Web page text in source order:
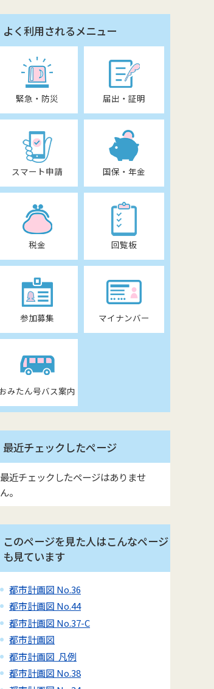
よく利用されるメニュー
緊急・防災 届出・証明
スマート申請 国保・年金
税金 回覧板
参加募集 マイナンバー
おみたん号バス案内
最近チェックしたページ
最近チェックしたページはありませ
ん。
このページを見た人はこんなページ
も見ています
都市計画図 No.36
都市計画図 No.44
都市計画図 No.37-C
都市計画図
都市計画図 凡例
都市計画図 No.38